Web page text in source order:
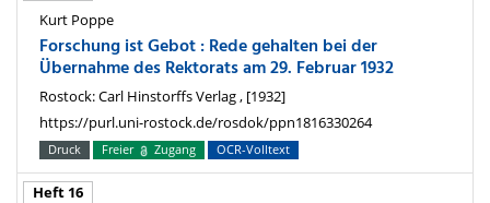
Kurt Poppe
Forschung ist Gebot : Rede gehalten bei der
Übernahme des Rektorats am 29. Februar 1932
Rostock: Carl Hinstorffs Verlag , [1932]
https://purl.uni-rostock.de/rosdok/ppn1816330264
Druck Freier Zugang OCR-Volltext
Heft 16